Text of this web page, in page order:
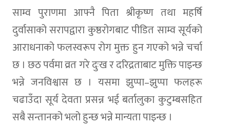
साम्व पुराणमा आफ्नै पिता श्रीकृष्ण तथा महर्षि
दुर्वासाको सरापद्वारा कुष्ठरोगबाट पीडित साम्व सूर्यको
आराधनाको फलस्वरूप रोग मुक्त हुन गएको भन्ने चर्चा
छ । छठ पर्वमा व्रत गरे दुःख र दरिद्रताबाट मुक्ति पाइन्छ
भन्ने जनविश्वास छ । यसमा झुप्पा–झुप्पा फलहरू
चढाउँदा सूर्य देवता प्रसन्न भई बर्तालुका कुटुम्बसहित
सबै सन्तानको भलो हुन्छ भन्ने मान्यता पाइन्छ ।